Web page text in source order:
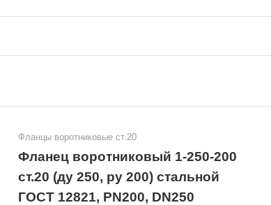
Фланцы воротниковые ст.20
Фланец воротниковый 1-250-200
ст.20 (ду 250, ру 200) стальной
ГОСТ 12821, PN200, DN250